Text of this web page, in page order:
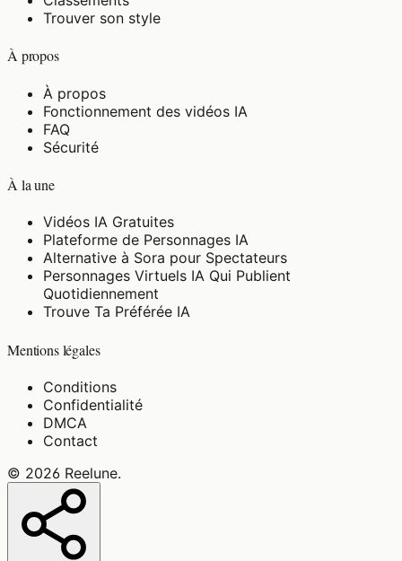
Trouver son style
À propos
À propos
Fonctionnement des vidéos IA
FAQ
Sécurité
À la une
Vidéos IA Gratuites
Plateforme de Personnages IA
Alternative à Sora pour Spectateurs
Personnages Virtuels IA Qui Publient
Quotidiennement
Trouve Ta Préférée IA
Mentions légales
Conditions
Confidentialité
DMCA
Contact
© 2026 Reelune.